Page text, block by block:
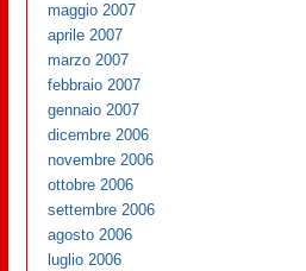
maggio 2007
aprile 2007
marzo 2007
febbraio 2007
gennaio 2007
dicembre 2006
novembre 2006
ottobre 2006
settembre 2006
agosto 2006
luglio 2006